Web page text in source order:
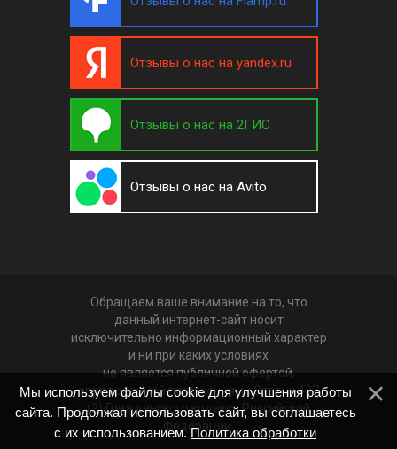
Отзывы о нас на yandex.ru
Отзывы о нас на 2ГИС
Отзывы о нас на Avito
Обращаем ваше внимание на то, что
данный интернет-сайт носит
исключительно информационный характер
и ни при каких условиях
не является публичной офертой,
определяемой положениями Статьи 437
(2) Гражданского кодекса Российской
Федерации.
Мы используем файлы cookie для улучшения работы
сайта. Продолжая использовать сайт, вы соглашаетесь
с их использованием.Политика обработки